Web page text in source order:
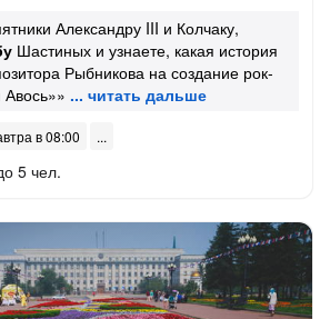
Александру III и Колчаку,
Шастиных и узнаете, какая история
Рыбникова на создание рок-
в 08:00
5 чел.